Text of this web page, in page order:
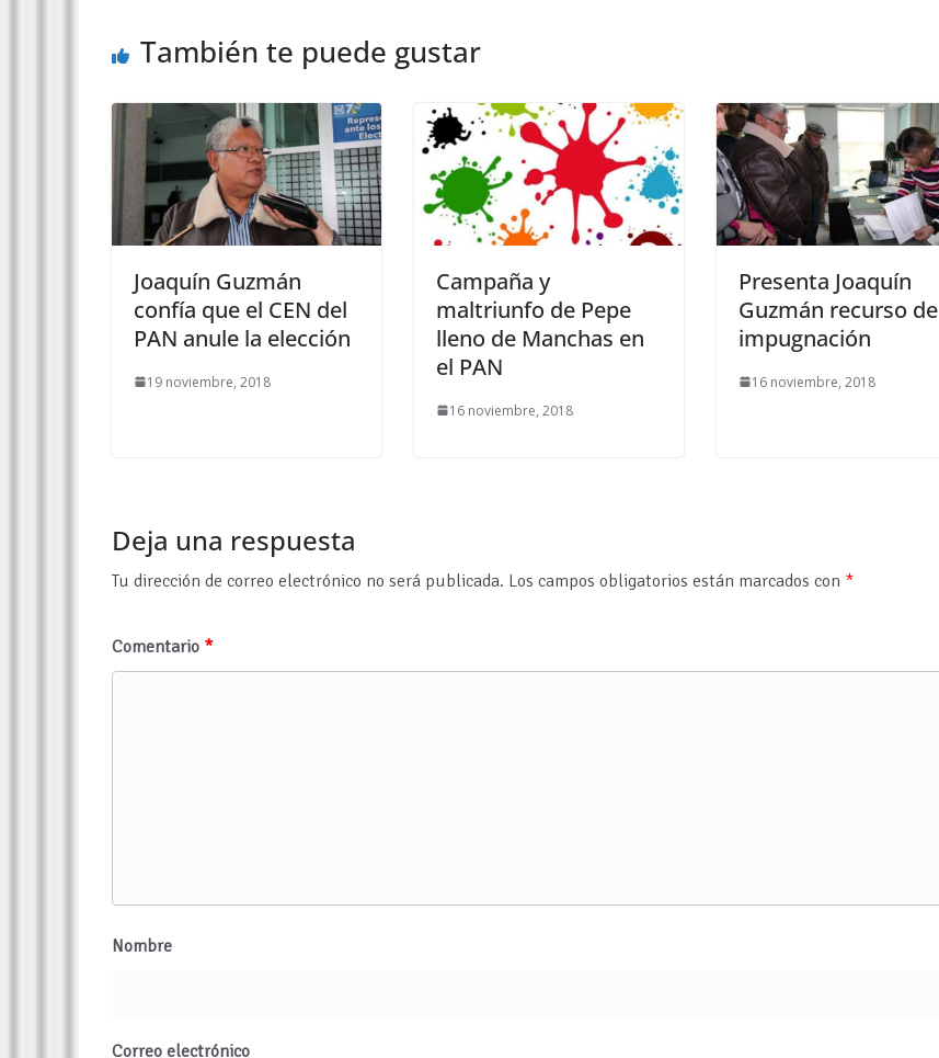
También te puede gustar
Joaquín Guzmán
confía que el CEN del
PAN anule la elección
19 noviembre, 2018
Campaña y
maltriunfo de Pepe
lleno de Manchas en
el PAN
16 noviembre, 2018
Presenta Joaquín
Guzmán recurso de
impugnación
16 noviembre, 2018
Deja una respuesta
Tu dirección de correo electrónico no será publicada. Los campos obligatorios están marcados con *
Comentario *
Nombre
Correo electrónico